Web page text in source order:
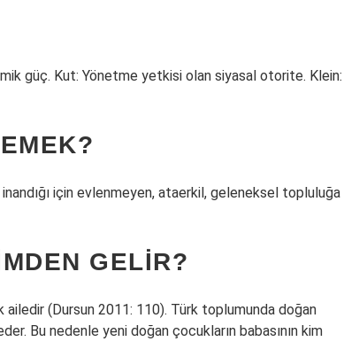
güç. Kut: Yönetme yetkisi olan siyasal otorite. Klein:
için evlenmeyen, ataerkil, geleneksel topluluğa
GELIR?
(Dursun 2011: 110). Türk toplumunda doğan
Bu nedenle yeni doğan çocukların babasının kim